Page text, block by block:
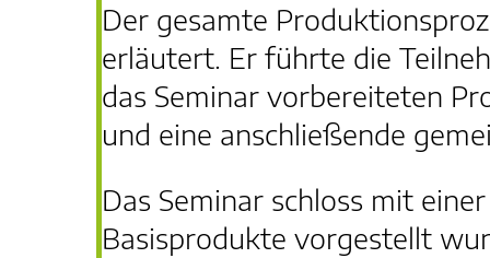
Der gesamte
erläutert. Er führte die
das Seminar vorbereiteten
und eine anschließende
Das Seminar schloss mit
Basisprodukte vorgestellt